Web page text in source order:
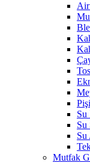
Su
Su
Su
Mutfak